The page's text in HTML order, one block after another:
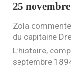
25
Zola
du capitaine
L’histoire,
septembre